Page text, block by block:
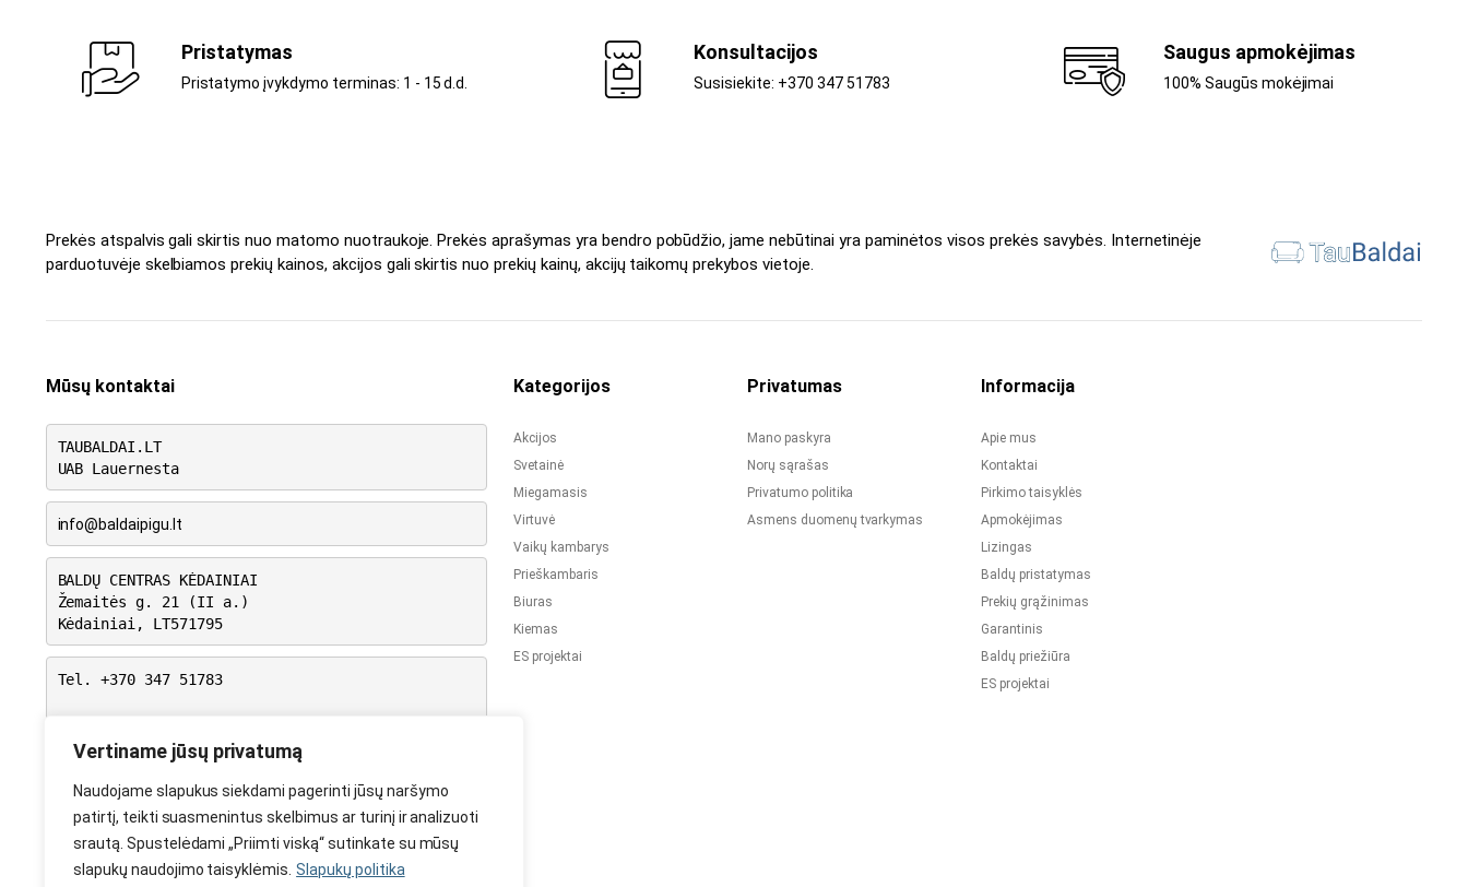
Vertiname jūsų privatumą
Naudojame slapukus siekdami pagerinti jūsų naršymo
patirtį, teikti suasmenintus skelbimus ar turinį ir analizuoti
srautą. Spustelėdami „Priimti viską“ sutinkate su mūsų
slapukų naudojimo taisyklėmis. Slapukų politika
Pristatymas
Pristatymo įvykdymo terminas: 1 - 15 d.d.
Konsultacijos
Susisiekite: +370 347 51783
Saugus apmokėjimas
100% Saugūs mokėjimai
Prekės atspalvis gali skirtis nuo matomo nuotraukoje. Prekės aprašymas yra bendro pobūdžio, jame nebūtinai yra paminėtos visos prekės savybės. Internetinėje
parduotuvėje skelbiamos prekių kainos, akcijos gali skirtis nuo prekių kainų, akcijų taikomų prekybos vietoje.
Mūsų kontaktai
TAUBALDAI.LT
UAB Lauernesta
info@baldaipigu.lt
BALDŲ CENTRAS KĖDAINIAI
Žemaitės g. 21 (II a.)
Kėdainiai, LT571795
Tel. +370 347 51783
VI: 9.00 – 15.00
VII: Nedirbame
Kategorijos
Akcijos
Svetainė
Miegamasis
Virtuvė
Vaikų kambarys
Prieškambaris
Biuras
Kiemas
ES projektai
Privatumas
Mano paskyra
Norų sąrašas
Privatumo politika
Asmens duomenų tvarkymas
Informacija
Apie mus
Kontaktai
Pirkimo taisyklės
Apmokėjimas
Lizingas
Baldų pristatymas
Prekių grąžinimas
Garantinis
Baldų priežiūra
ES projektai